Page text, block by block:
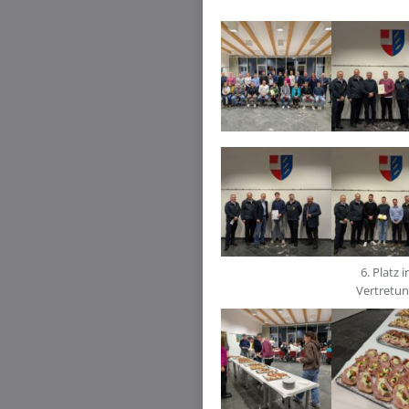
6. Platz